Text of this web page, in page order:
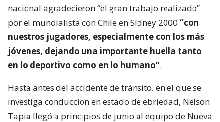
nacional agradecieron “el gran trabajo realizado”
por el mundialista con Chile en Sídney 2000 “con
nuestros jugadores, especialmente con los más
jóvenes, dejando una importante huella tanto
en lo deportivo como en lo humano”.
Hasta antes del accidente de tránsito, en el que se
investiga conducción en estado de ebriedad, Nelson
Tapia llegó a principios de junio al equipo de Nueva